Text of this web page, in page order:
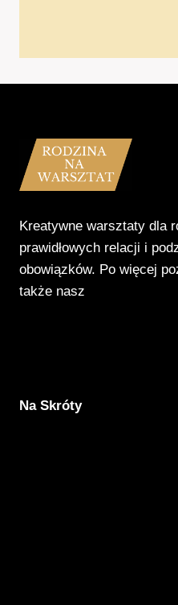
Kreatywne warsztaty dla
prawidłowych relacji i
obowiązków. Po więcej
także nasz
Na Skróty